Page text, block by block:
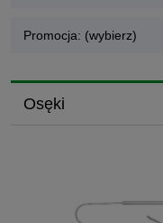
Promocja: (wybierz)
Osęki